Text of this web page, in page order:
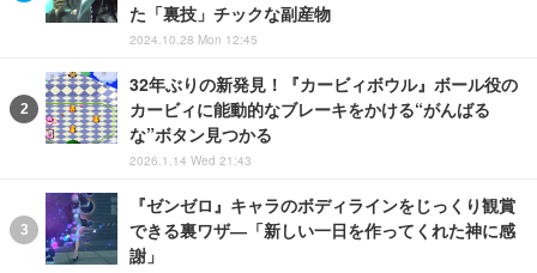
た「裏技」チックな副産物
2024.10.28 Mon 12:45
32年ぶりの新発見！『カービィボウル』ボール役の
カービィに能動的なブレーキをかける“がんばる
な”ボタン見つかる
2026.1.14 Wed 21:43
『ゼンゼロ』キャラのボディラインをじっくり観賞
できる裏ワザ―「新しい一日を作ってくれた神に感
謝」